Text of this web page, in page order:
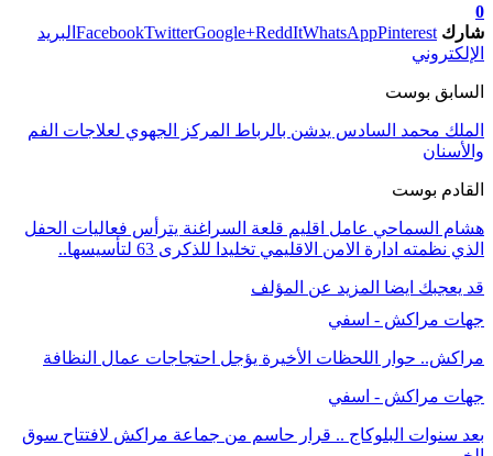
0
شارك
FacebookTwitterGoogle+ReddItWhatsAppPinterest
البريد
الإلكتروني
السابق بوست
الملك محمد السادس يدشن بالرباط المركز الجهوي لعلاجات الفم
والأسنان
القادم بوست
هشام السماحي عامل اقليم قلعة السراغنة يترأس فعاليات الحفل
الذي نظمته ادارة الامن الاقليمي تخليدا للذكرى 63 لتأسيسها..
قد يعجبك ايضا المزيد عن المؤلف
جهات مراكش - اسفي
مراكش.. حوار اللحظات الأخيرة يؤجل احتجاجات عمال النظافة
جهات مراكش - اسفي
بعد سنوات البلوكاج .. قرار حاسم من جماعة مراكش لافتتاح سوق